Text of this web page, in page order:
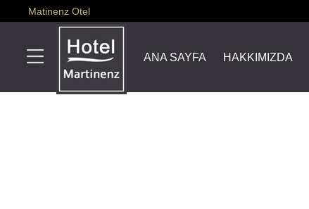
Matinenz Otel
ANA SAYFA HAKKIMIZDA